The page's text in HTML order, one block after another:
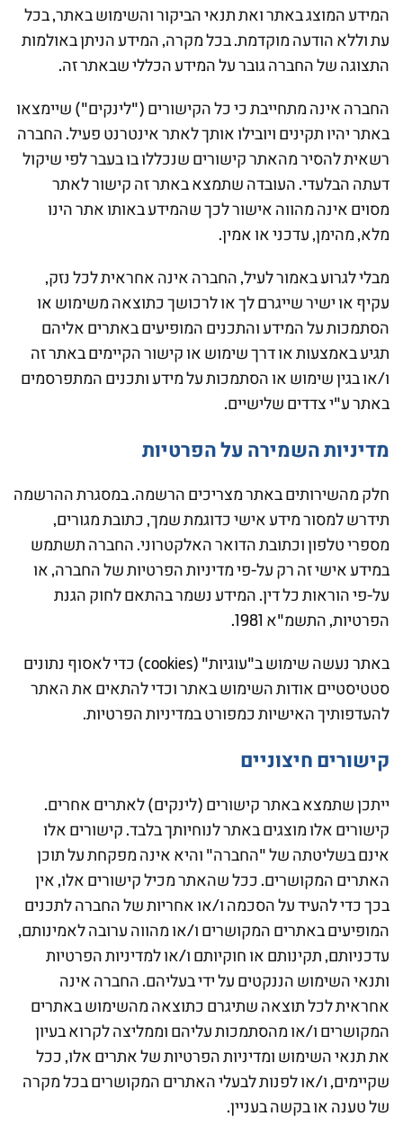
המידע המוצג באתר ואת תנאי הביקור והשימוש באתר, בכל
עת וללא הודעה מוקדמת. בכל מקרה, המידע הניתן באולמות
התצוגה של החברה גובר על המידע הכללי שבאתר זה.
החברה אינה מתחייבת כי כל הקישורים ("לינקים") שיימצאו
באתר יהיו תקינים ויובילו אותך לאתר אינטרנט פעיל. החברה
רשאית להסיר מהאתר קישורים שנכללו בו בעבר לפי שיקול
דעתה הבלעדי. העובדה שתמצא באתר זה קישור לאתר
מסוים אינה מהווה אישור לכך שהמידע באותו אתר הינו
מלא, מהימן, עדכני או אמין.
מבלי לגרוע באמור לעיל, החברה אינה אחראית לכל נזק,
עקיף או ישיר שייגרם לך או לרכושך כתוצאה משימוש או
הסתמכות על המידע והתכנים המופיעים באתרים אליהם
תגיע באמצעות או דרך שימוש או קישור הקיימים באתר זה
ו/או בגין שימוש או הסתמכות על מידע ותכנים המתפרסמים
באתר ע"י צדדים שלישיים.
מדיניות השמירה על הפרטיות
חלק מהשירותים באתר מצריכים הרשמה. במסגרת ההרשמה
תידרש למסור מידע אישי כדוגמת שמך, כתובת מגורים,
מספרי טלפון וכתובת הדואר האלקטרוני. החברה תשתמש
במידע אישי זה רק על-פי מדיניות הפרטיות של החברה, או
על-פי הוראות כל דין. המידע נשמר בהתאם לחוק הגנת
הפרטיות, התשמ"א 1981.
באתר נעשה שימוש ב"עוגיות" (cookies) כדי לאסוף נתונים
סטטיסטיים אודות השימוש באתר וכדי להתאים את האתר
להעדפותיך האישיות כמפורט במדיניות הפרטיות.
קישורים חיצוניים
ייתכן שתמצא באתר קישורים (לינקים) לאתרים אחרים.
קישורים אלו מוצגים באתר לנוחיותך בלבד. קישורים אלו
אינם בשליטתה של "החברה" והיא אינה מפקחת על תוכן
האתרים המקושרים. ככל שהאתר מכיל קישורים אלו, אין
בכך כדי להעיד על הסכמה ו/או אחריות של החברה לתכנים
המופיעים באתרים המקושרים ו/או מהווה ערובה לאמינותם,
עדכניותם, תקינותם או חוקיותם ו/או למדיניות הפרטיות
ותנאי השימוש הננקטים על ידי בעליהם. החברה אינה
אחראית לכל תוצאה שתיגרם כתוצאה מהשימוש באתרים
המקושרים ו/או מהסתמכות עליהם וממליצה לקרוא בעיון
את תנאי השימוש ומדיניות הפרטיות של אתרים אלו, ככל
שקיימים, ו/או לפנות לבעלי האתרים המקושרים בכל מקרה
של טענה או בקשה בעניין.